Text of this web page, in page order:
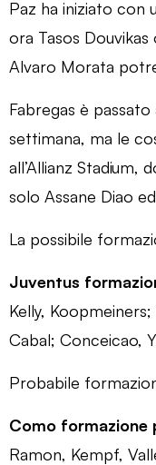
Paz ha iniziato con
ora Tasos
Alvaro Morata
Fabregas è
settimana, ma le
all’Allianz Stadium,
solo Assane Diao
La possibile
Juventus
Kelly,
Cabal; Conceicao,
Probabile
Como formazione
Ramon, Kempf,